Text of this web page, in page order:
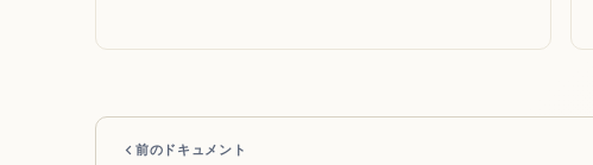
前のドキュメント